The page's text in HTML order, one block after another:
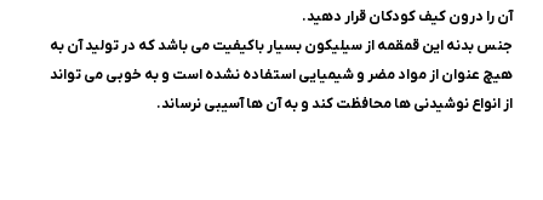
آن را درون کیف کودکان قرار دهید.
جنس بدنه این قمقمه از سیلیکون بسیار باکیفیت می باشد که در تولید آن به
هیچ عنوان از مواد مضر و شیمیایی استفاده نشده است و به خوبی می تواند
از انواع نوشیدنی ها محافظت کند و به آن ها آسیبی نرساند.